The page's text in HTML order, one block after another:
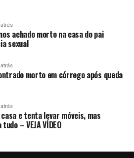
achado morto na casa do pai
sexual
morto em córrego após queda
e tenta levar móveis, mas
– VEJA VÍDEO